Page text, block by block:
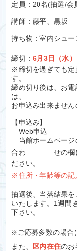
定員：20名(抽選/会
講師：藤平、黒坂
持ち物：室内シュ
締切：6月3日（水）
※締切を過ぎても定
す。
締め切り後は、お
は、
お申込み出来ません
【申込み】
Web申込
当館ホームページ
合わ せの欄
ださい。
※住所・年齢等の記
抽選後、当落結果
いたします。1週間
下さい。
※ ご応募多数の場合
また、
区内在住のお